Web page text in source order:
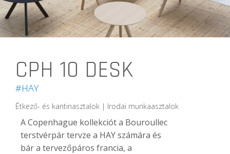
CPH 10 DESK
#HAY
Étkező- és kantinasztalok | Irodai munkaasztalok
A Copenhague kollekciót a Bouroullec
terstvérpár tervze a HAY számára és
bár a tervezőpáros francia, a